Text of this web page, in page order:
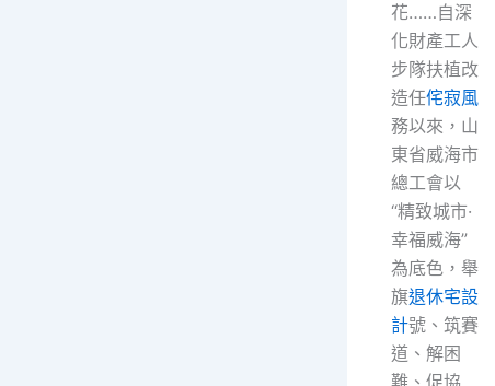
花……自深
化財產工人
步隊扶植改
造任侘寂風
務以來，山
東省威海市
總工會以
“精致城市·
幸福威海”
為底色，舉
旗退休宅設
計號、筑賽
道、解困